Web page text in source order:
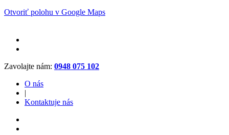
Otvoriť polohu v Google Maps
Zavolajte nám: 0948 075 102
O nás
|
Kontaktuje nás